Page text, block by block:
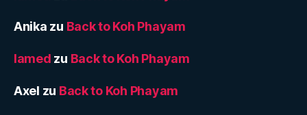
Anika zu Back to Koh Phayam
lamed zu Back to Koh Phayam
Axel zu Back to Koh Phayam